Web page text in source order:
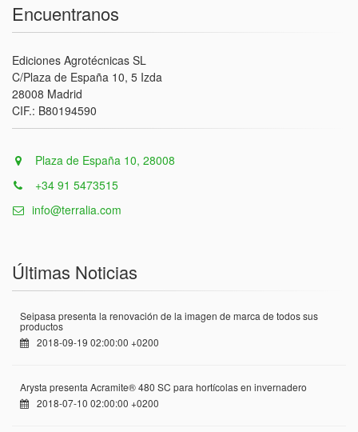
Encuentranos
Ediciones Agrotécnicas SL
C/Plaza de España 10, 5 Izda
28008 Madrid
CIF.: B80194590
Plaza de España 10, 28008
+34 91 5473515
info@terralia.com
Últimas Noticias
Seipasa presenta la renovación de la imagen de marca de todos sus
productos
2018-09-19 02:00:00 +0200
Arysta presenta Acramite® 480 SC para hortícolas en invernadero
2018-07-10 02:00:00 +0200